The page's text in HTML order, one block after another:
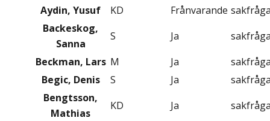
Aydin, Yusuf
KD Frånvarande
Backeskog,
Sanna
S Ja
Beckman, Lars M Ja
Begic, Denis
S Ja
Bengtsson,
Mathias
KD Ja